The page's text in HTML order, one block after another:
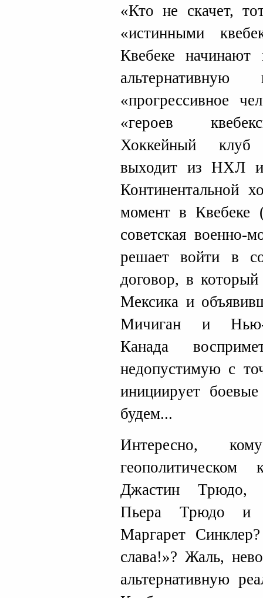
«Кто не скачет,
«истинными
Квебеке начинают
«прогрессивное
«героев
Хоккейный клуб
выходит из НХЛ и
Континентальной
момент в Квебеке
советская военно-
решает войти в
договор, в
Мексика и
Мичиган и Нью-
Канада
недопустимую с
инициирует
будем...
Интересно,
геополитическом
Джастин Трюдо,
Пьера Трюдо и
Маргарет
слава!»? Жаль,
альтернативную